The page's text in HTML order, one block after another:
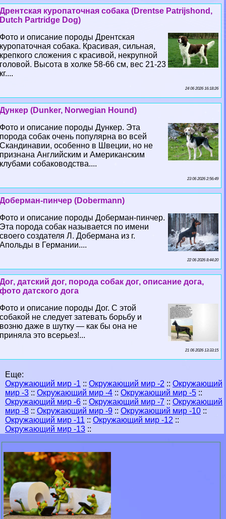
Дрентская куропаточная собака (Drentse Patrijshond,
Dutch Partridge Dog)
Фото и описание породы Дрентская
куропаточная собака. Красивая, сильная,
крепкого сложения с красивой, некрупной
головой. Высота в холке 58-66 см, вес 21-23
кг....
24 06 2026 16:18:26
Дункер (Dunker, Norwegian Hound)
Фото и описание породы Дункер. Эта
порода собак очень популярна во всей
Скандинавии, особенно в Швеции, но не
признана Английским и Американским
клубами собаководства....
23 06 2026 2:56:49
Доберман-пинчер (Dobermann)
Фото и описание породы Доберман-пинчер.
Эта порода собак называется по имени
своего создателя Л. Добермана из г.
Апольды в Германии....
22 06 2026 8:44:20
Дог, датский дог, порода собак дог, описание дога,
фото датского дога
Фото и описание породы Дог. С этой
собакой не следует затевать борьбу и
возню даже в шутку — как бы она не
приняла это всерьез!...
21 06 2026 13:33:15
Еще:
Окружающий мир -1 :: Окружающий мир -2 :: Окружающий
мир -3 :: Окружающий мир -4 :: Окружающий мир -5 ::
Окружающий мир -6 :: Окружающий мир -7 :: Окружающий
мир -8 :: Окружающий мир -9 :: Окружающий мир -10 ::
Окружающий мир -11 :: Окружающий мир -12 ::
Окружающий мир -13 ::